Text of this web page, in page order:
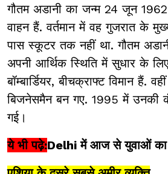
गौतम अडानी का जन्म 24 जून
वाहन हैं. वर्तमान में वह गुजरात के
पास स्कूटर तक नहीं था. गौतम
अपनी आर्थिक स्थिति में सुधार के
बॉम्बार्डियर, बीचक्राफ्ट विमान
बिजनेसमैन बन गए. 1995 में उनकी
गई।
ये भी पढ़े:Delhi में आज से युवाओं का